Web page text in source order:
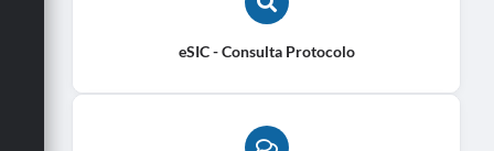
eSIC - Consulta Protocolo